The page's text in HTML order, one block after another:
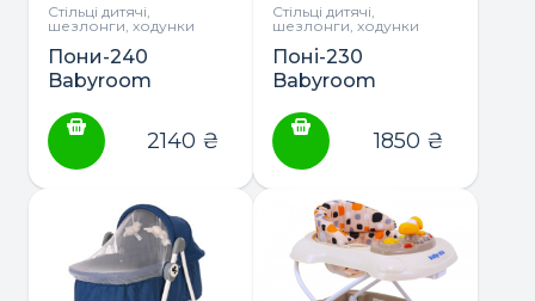
Стільці дитячі,
шезлонги, ходунки
Пони-240
Babyroom
трансформер з
пластиковою
столешнею
2140 ₴
Стільці дитячі,
шезлонги, ходунки
Поні-230
Babyroom
трансформер
ЕКО з
пластиковою
столешнею (без
лаку)
1850 ₴